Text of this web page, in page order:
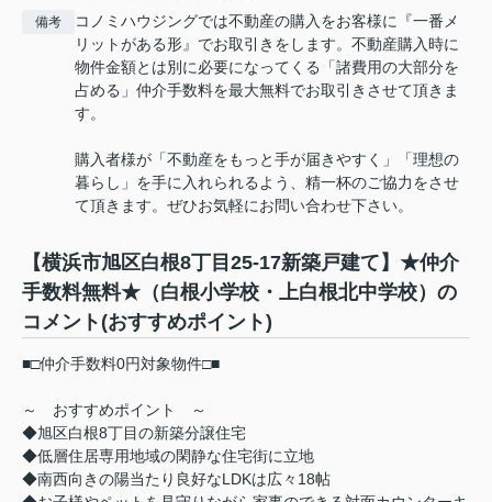
備考
コノミハウジングでは不動産の購入をお客様に『一番メ
リットがある形』でお取引きをします。不動産購入時に
物件金額とは別に必要になってくる「諸費用の大部分を
占める」仲介手数料を最大無料でお取引きさせて頂きま
す。
購入者様が「不動産をもっと手が届きやすく」「理想の
暮らし」を手に入れられるよう、精一杯のご協力をさせ
て頂きます。ぜひお気軽にお問い合わせ下さい。
【横浜市旭区白根8丁目25-17新築戸建て】★仲介
手数料無料★（白根小学校・上白根北中学校）の
コメント(おすすめポイント)
■□仲介手数料0円対象物件□■
～ おすすめポイント ～
◆旭区白根8丁目の新築分譲住宅
◆低層住居専用地域の閑静な住宅街に立地
◆南西向きの陽当たり良好なLDKは広々18帖